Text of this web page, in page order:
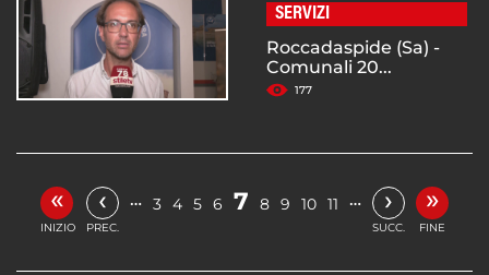
SERVIZI
Roccadaspide (Sa) -
Comunali 20...
177
«
INIZIO
‹
PREC.
… 3 4 5 6 7 8 9 10 11 … ›
SUCC.
»
FINE